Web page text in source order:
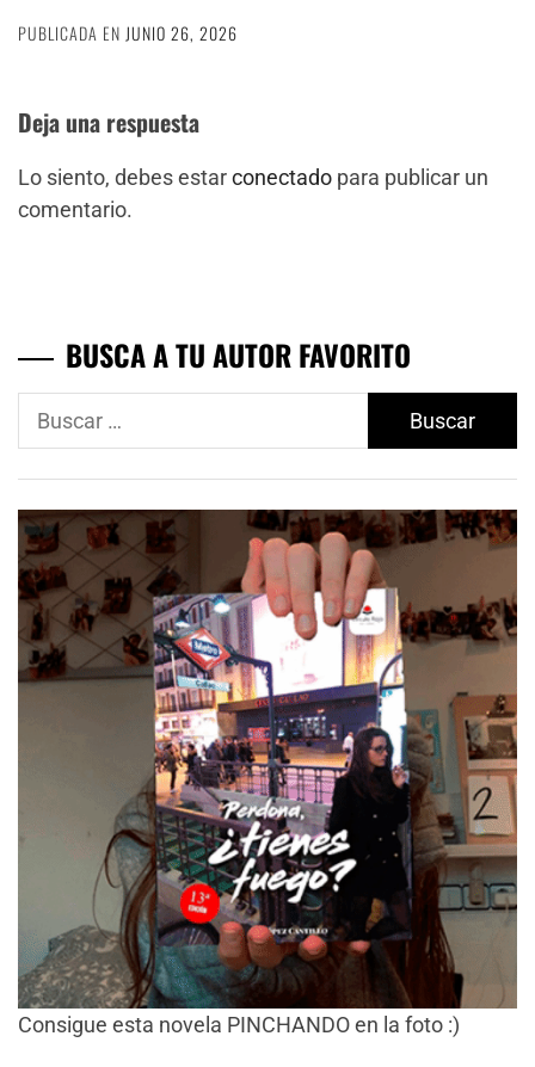
PUBLICADA EN JUNIO 26, 2026
Deja una respuesta
Lo siento, debes estarconectado para publicar un
comentario.
BUSCA A TU AUTOR FAVORITO
Buscar:
Consigue esta novela PINCHANDO en la foto :)